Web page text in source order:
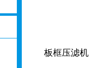
IC厌氧反应器
板框压滤机